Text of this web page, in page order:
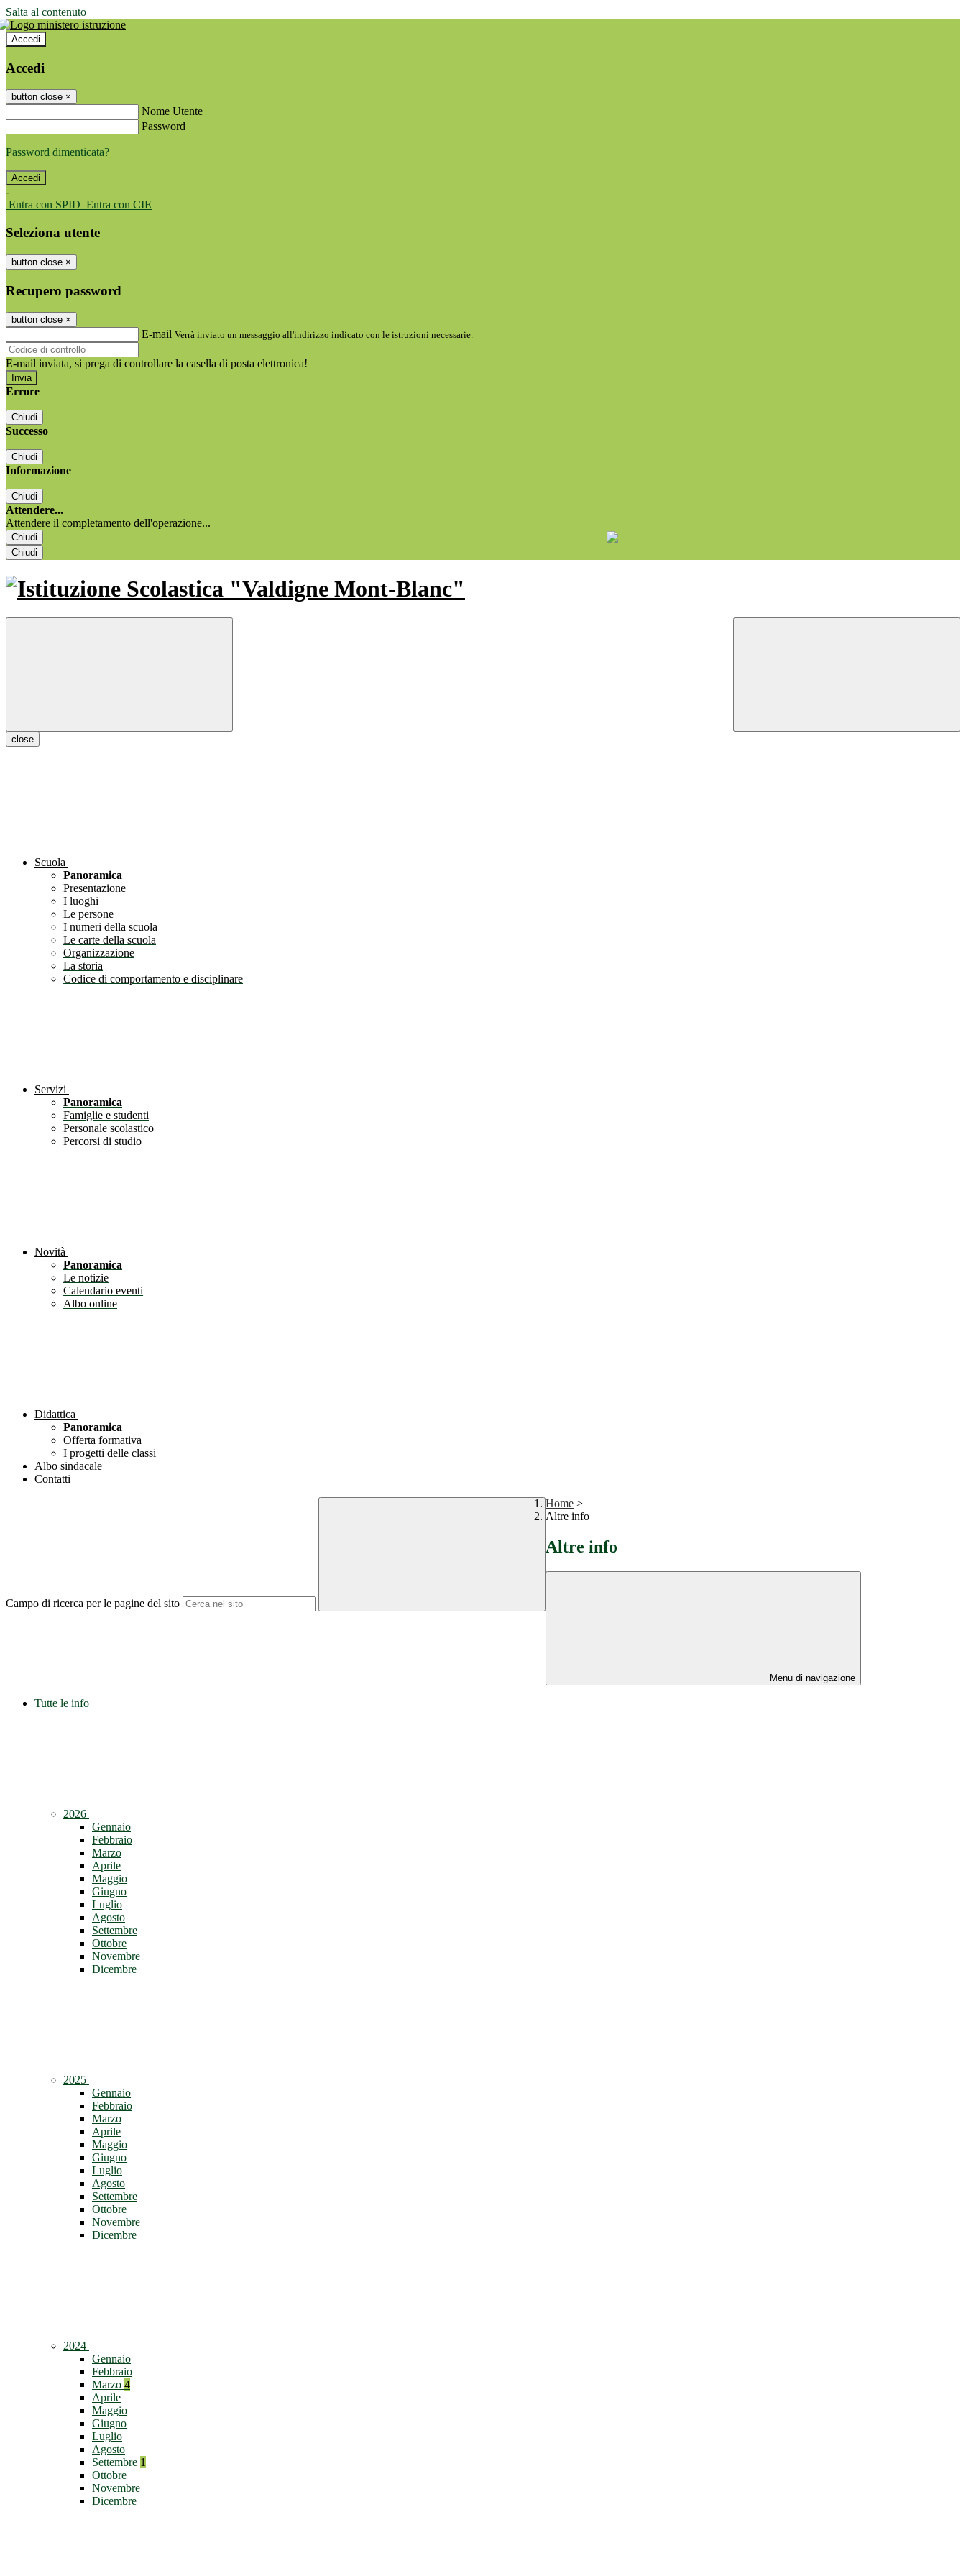
Salta al contenuto
Accedi
Accedi
button close ×
Nome Utente
Password
Password dimenticata?
-
Entra con SPID Entra con CIE
Seleziona utente
button close ×
Recupero password
button close ×
E-mail Verrà inviato un messaggio all'indirizzo indicato con le istruzioni necessarie.
E-mail inviata, si prega di controllare la casella di posta elettronica!
Errore
Chiudi
Successo
Chiudi
Informazione
Chiudi
Attendere...
Attendere il completamento dell'operazione...
Chiudi
Chiudi
close
Scuola
Panoramica
Presentazione
I luoghi
Le persone
I numeri della scuola
Le carte della scuola
Organizzazione
La storia
Codice di comportamento e disciplinare
Servizi
Panoramica
Famiglie e studenti
Personale scolastico
Percorsi di studio
Novità
Panoramica
Le notizie
Calendario eventi
Albo online
Didattica
Panoramica
Offerta formativa
I progetti delle classi
Albo sindacale
Contatti
Campo di ricerca per le pagine del sito
Home >
Altre info
Altre info
Menu di navigazione
Tutte le info
2026
Gennaio
Febbraio
Marzo
Aprile
Maggio
Giugno
Luglio
Agosto
Settembre
Ottobre
Novembre
Dicembre
2025
Gennaio
Febbraio
Marzo
Aprile
Maggio
Giugno
Luglio
Agosto
Settembre
Ottobre
Novembre
Dicembre
2024
Gennaio
Febbraio
Marzo 4
Aprile
Maggio
Giugno
Luglio
Agosto
Settembre 1
Ottobre
Novembre
Dicembre